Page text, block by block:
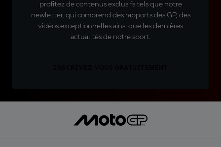
profitez de contenus exclusifs tels que notre
newletter, qui comprend des rapports des GP, des
vidéos exceptionnelles ainsi que les dernières
actualités de notre sport.